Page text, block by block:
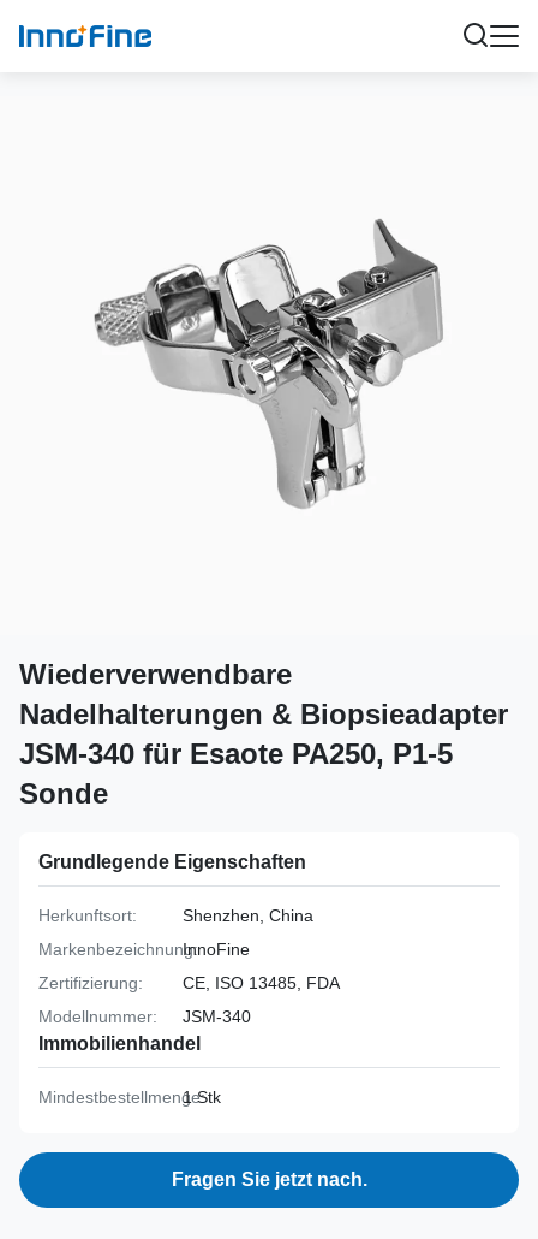
Wiederverwendbare
Nadelhalterungen & Biopsieadapter
JSM-340 für Esaote PA250, P1-5
Sonde
Grundlegende Eigenschaften
Herkunftsort:
Shenzhen, China
Markenbezeichnung:InnoFine
Zertifizierung:
CE, ISO 13485, FDA
Modellnummer:
JSM-340
Immobilienhandel
Mindestbestellmenge:
1 Stk
Fragen Sie jetzt nach.